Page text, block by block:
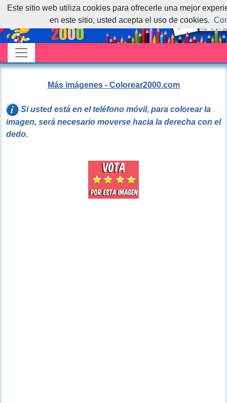
Más imágenes - Colorear2000.com
Si usted está en el teléfono móvil, para colorear la
imagen, será necesario moverse hacia la derecha con el
dedo.
Este sitio web utiliza cookies para ofrecerle una mejor
en este sitio, usted acepta el uso de cookies.